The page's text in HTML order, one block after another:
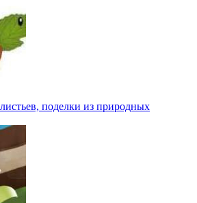
поделки из природных